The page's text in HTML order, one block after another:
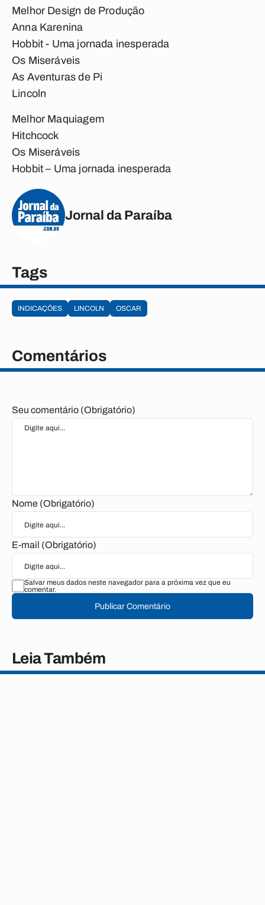
Melhor Design de Produção
Anna Karenina
Hobbit - Uma jornada inesperada
Os Miseráveis
As Aventuras de Pi
Lincoln
Melhor Maquiagem
Hitchcock
Os Miseráveis
Hobbit – Uma jornada inesperada
Jornal da Paraíba
Tags
INDICAÇÕES LINCOLN OSCAR
Comentários
Seu comentário (Obrigatório)
Nome (Obrigatório)
E-mail (Obrigatório)
Salvar meus dados neste navegador para a próxima vez que eu
comentar.
Publicar Comentário
Leia Também